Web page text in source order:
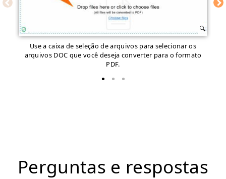
Use a caixa de seleção de arquivos para selecionar os
arquivos DOC que você deseja converter para o formato
PDF.
Perguntas e respostas